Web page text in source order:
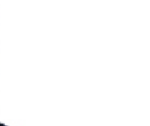
analīze